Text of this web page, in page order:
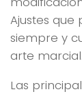
Ajustes
siempre y
arte marcial.
Las